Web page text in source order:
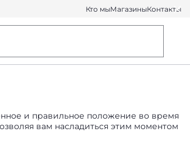
Кто мыМагазиныКонтакты
и правильное положение во время
вам насладиться этим моментом